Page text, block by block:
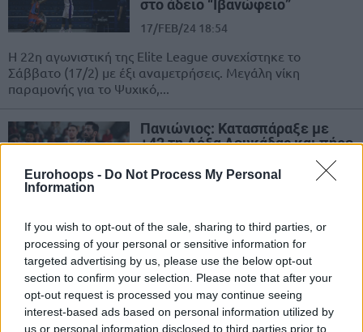
Eurohoops - Do Not Process My Personal
Information
If you wish to opt-out of the sale, sharing to third parties, or
processing of your personal or sensitive information for
targeted advertising by us, please use the below opt-out
section to confirm your selection. Please note that after your
opt-out request is processed you may continue seeing
interest-based ads based on personal information utilized by
us or personal information disclosed to third parties prior to
στο άδειο “Ιβανώφειο”
17/FEB/24 18:54
Η 22η αγωνιστική της Elite League συνεχίστηκε το
Σάββατο (17/2) με έξι αναμετρήσεις. Μεγάλη νίκη
παραμονής για το Ψυχικό,...
Πανιώνιος: Κατασπάραξε με
+42 τη Δόξα Λευκάδας και πήρε
07/FEB/24 16:14
πρώτου γύρου (είχε χάσει με 20 π.) διαλύοντας τη Δόξα
Λευκάδας...
Elite League: Πρώτος ξανά ο
Πανιώνιος, η Δόξα σταμάτησε
την Ελευθερούπολη